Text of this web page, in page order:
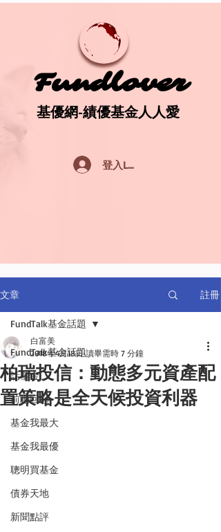
Fundlover
Fundlover
基優網-績優基金人人愛
基優網-績優基金人人愛
登入Log In
文章 註冊
FundTalk基金話題
話基金
前瞻回顧
基金我最大
基金我最優
聰明買基金
債券天地
新聞點評
FundTalk基金話題
柏瑞投信：動態多元資產配
置策略是全天候投資利器
白富美
2018年4月18日 讀畢需時 7 分鐘